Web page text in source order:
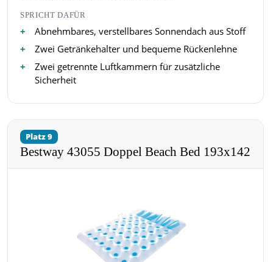
SPRICHT DAFÜR
Abnehmbares, verstellbares Sonnendach aus Stoff
Zwei Getränkehalter und bequeme Rückenlehne
Zwei getrennte Luftkammern für zusätzliche
Sicherheit
Platz 9
Bestway 43055 Doppel Beach Bed 193x142